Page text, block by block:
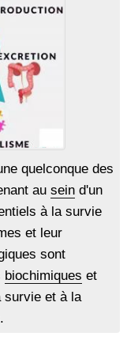
quelconque des
au seind'un
à la survie
et leur
sont
biochimiques et
survie et à la